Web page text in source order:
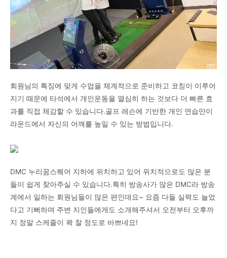
회원님의 특징에 맞게 수업을 체계적으로 준비하고 코칭이 이루어
지기 때문에 타석에서 개인운동을 열심히 하는 것보다 더 빠른 효
과를 직접 체감할 수 있습니다.골프 레슨에 기반한 개인 연습만이
라운드에서 자신의 어깨를 높일 수 있는 방법입니다.
DMC 누리꿈스퀘어 지하에 위치하고 있어 위치적으로도 많은 분
들이 쉽게 찾아주실 수 있습니다.특히 방송사가 많은 DMC라 방송
계에서 일하는 회원님들이 많은 편인데요~ 요즘 다들 실력도 늘었
다고 기뻐하며 주변 지인들에게도 소개해주셔서 오전부터 오후까
지 정말 스케줄이 꽉 찰 정도로 바쁘네요!